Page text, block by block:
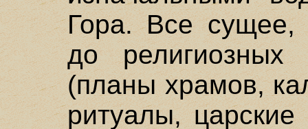
Гора. Все сущее,
до религиозных
(планы храмов,
ритуалы,